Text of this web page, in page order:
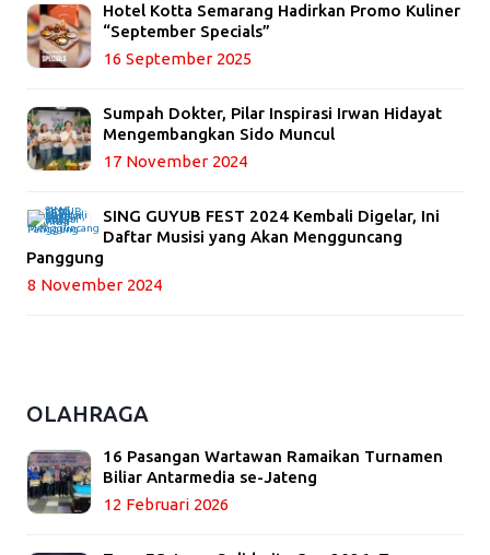
Hotel Kotta Semarang Hadirkan Promo Kuliner
“September Specials”
16 September 2025
Sumpah Dokter, Pilar Inspirasi Irwan Hidayat
Mengembangkan Sido Muncul
17 November 2024
SING GUYUB FEST 2024 Kembali Digelar, Ini
Daftar Musisi yang Akan Mengguncang
Panggung
8 November 2024
OLAHRAGA
16 Pasangan Wartawan Ramaikan Turnamen
Biliar Antarmedia se-Jateng
12 Februari 2026